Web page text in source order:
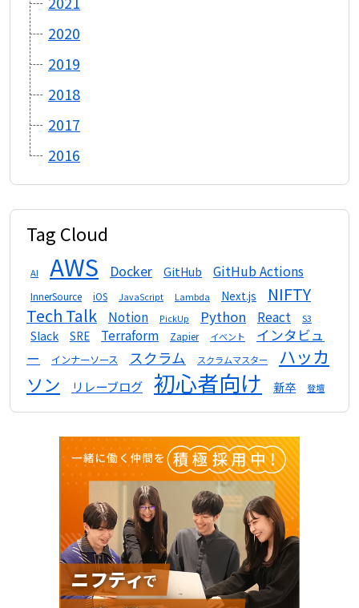
2020
2019
2018
2017
2016
Tag Cloud
AI AWS Docker GitHub GitHub Actions
InnerSource iOS JavaScript Lambda Next.js
NIFTY
Tech Talk
Notion PickUp Python React S3
Slack SRE Terraform Zapier イベント
インタビュ
ー
インナーソース スクラム スクラムマスター
ハッカ
ソン
リレーブログ 初心者向け 新卒 登壇